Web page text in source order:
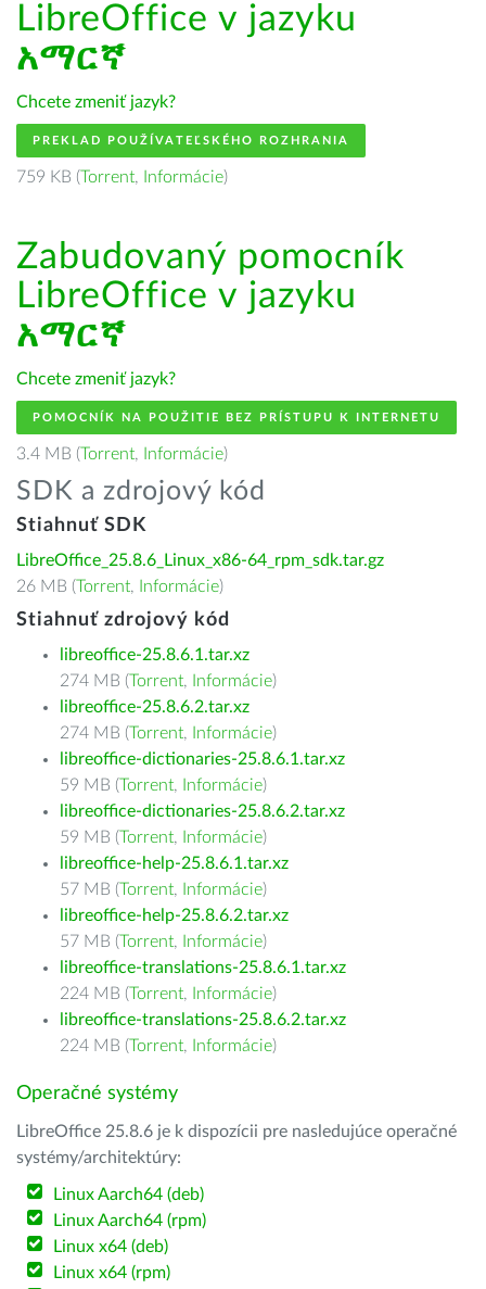
LibreOffice v jazyku
አማርኛ
Chcete zmeniť jazyk?
PREKLAD POUŽÍVATEĽSKÉHO ROZHRANIA
759 KB (Torrent, Informácie)
Zabudovaný pomocník
LibreOffice v jazyku
አማርኛ
Chcete zmeniť jazyk?
POMOCNÍK NA POUŽITIE BEZ PRÍSTUPU K INTERNETU
3.4 MB (Torrent, Informácie)
SDK a zdrojový kód
Stiahnuť SDK
LibreOffice_25.8.6_Linux_x86-64_rpm_sdk.tar.gz
26 MB (Torrent, Informácie)
Stiahnuť zdrojový kód
libreoffice-25.8.6.1.tar.xz
274 MB (Torrent, Informácie)
libreoffice-25.8.6.2.tar.xz
274 MB (Torrent, Informácie)
libreoffice-dictionaries-25.8.6.1.tar.xz
59 MB (Torrent, Informácie)
libreoffice-dictionaries-25.8.6.2.tar.xz
59 MB (Torrent, Informácie)
libreoffice-help-25.8.6.1.tar.xz
57 MB (Torrent, Informácie)
libreoffice-help-25.8.6.2.tar.xz
57 MB (Torrent, Informácie)
libreoffice-translations-25.8.6.1.tar.xz
224 MB (Torrent, Informácie)
libreoffice-translations-25.8.6.2.tar.xz
224 MB (Torrent, Informácie)
Operačné systémy
LibreOffice 25.8.6 je k dispozícii pre nasledujúce operačné
systémy/architektúry:
Linux Aarch64 (deb)
Linux Aarch64 (rpm)
Linux x64 (deb)
Linux x64 (rpm)